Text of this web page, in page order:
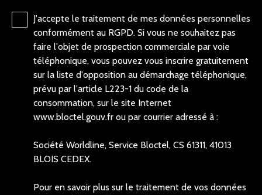
J'accepte le traitement de mes données personnelles
conformément au RGPD. Si vous ne souhaitez pas
faire l'objet de prospection commerciale par voie
téléphonique, vous pouvez vous inscrire gratuitement
sur la liste d'opposition au démarchage téléphonique,
prévu par l'article L223-1 du code de la
consommation, sur le site Internet
www.bloctel.gouv.fr ou par courrier adressé à :
Société Worldline, Service Bloctel, CS 61311, 41013
BLOIS CEDEX.
Pour en savoir plus sur le traitement de vos données